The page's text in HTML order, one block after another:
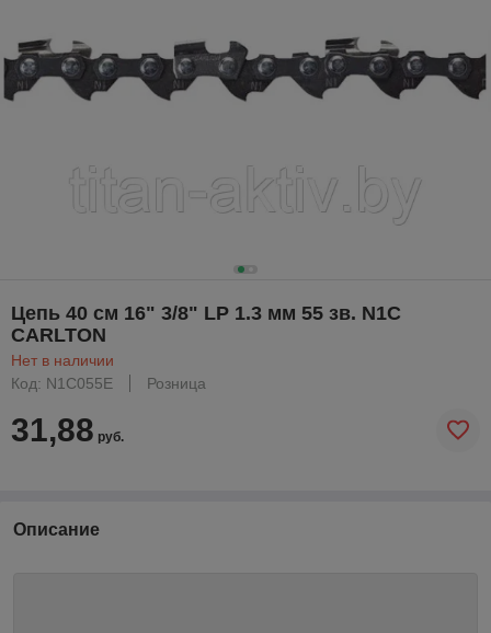
Цепь 40 см 16" 3/8" LP 1.3 мм 55 зв. N1C
CARLTON
Нет в наличии
Код: N1C055E
Розница
31,88 руб.
Описание